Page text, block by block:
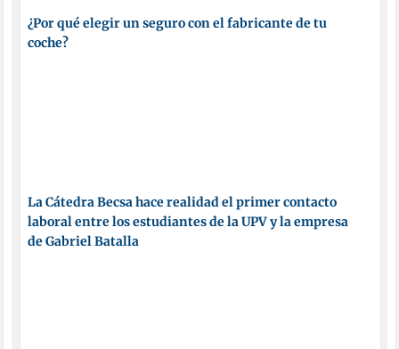
¿Por qué elegir un seguro con el fabricante de tu
coche?
La Cátedra Becsa hace realidad el primer contacto
laboral entre los estudiantes de la UPV y la empresa
de Gabriel Batalla